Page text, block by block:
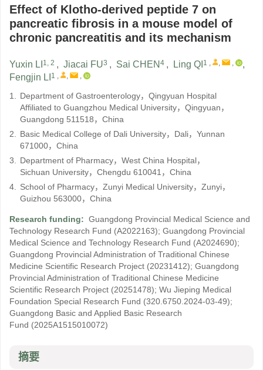
Effect of Klotho-derived peptide 7 on
pancreatic fibrosis in a mouse model of
chronic pancreatitis and its mechanism
Yuxin LI 1, 2 , Jiacai FU3 , Sai CHEN 4 , Ling QI 1 , , ,
,
Fengjin LI 1 , , ,
1. Department of Gastroenterology，Qingyuan Hospital
Affiliated to Guangzhou Medical University，Qingyuan，
Guangdong 511518，China
2. Basic Medical College of Dali University，Dali，Yunnan
671000，China
3. Department of Pharmacy，West China Hospital，
Sichuan University，Chengdu 610041，China
4. School of Pharmacy，Zunyi Medical University，Zunyi，
Guizhou 563000，China
Research funding: Guangdong Provincial Medical Science and
Technology Research Fund (A2022163); Guangdong Provincial
Medical Science and Technology Research Fund (A2024690);
Guangdong Provincial Administration of Traditional Chinese
Medicine Scientific Research Project (20231412); Guangdong
Provincial Administration of Traditional Chinese Medicine
Scientific Research Project (20251478); Wu Jieping Medical
Foundation Special Research Fund (320.6750.2024-03-49);
Guangdong Basic and Applied Basic Research
Fund (2025A1515010072)
摘要